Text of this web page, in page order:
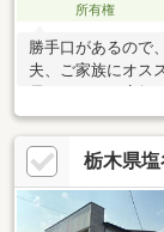
所有権
勝手口があるので
夫、ご家族にオス
雨戸付き物件で日
せます！玄関収納
場所に困りません
毎日を味わうこと
充実しています
栃木県